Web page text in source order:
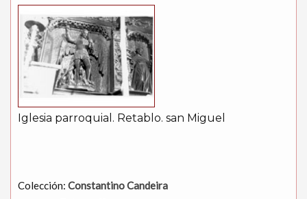
Iglesia parroquial. Retablo. san Miguel
Colección: Constantino Candeira